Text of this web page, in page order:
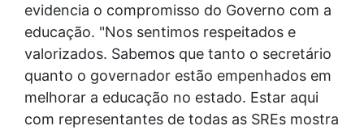
evidencia o compromisso do Governo com a
educação. "Nos sentimos respeitados e
valorizados. Sabemos que tanto o secretário
quanto o governador estão empenhados em
melhorar a educação no estado. Estar aqui
com representantes de todas as SREs mostra